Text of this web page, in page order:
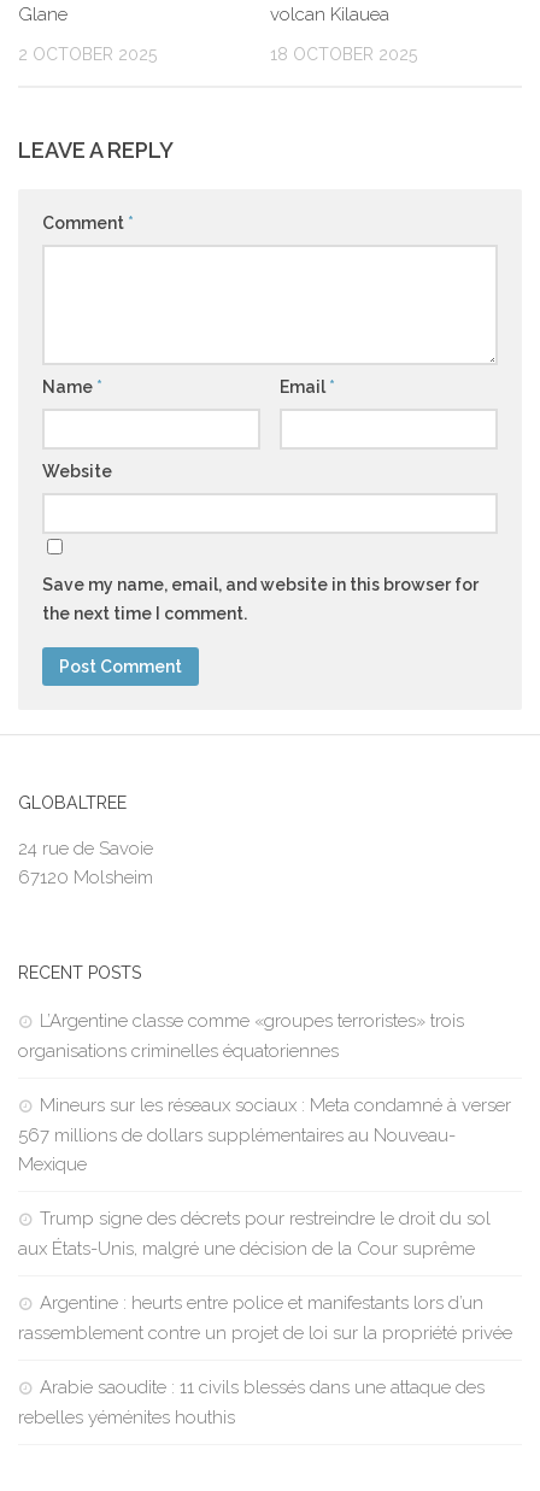
Glane
2 OCTOBER 2025
volcan Kilauea
18 OCTOBER 2025
LEAVE A REPLY
Comment *
Name * Email *
Website
Save my name, email, and website in this browser for
the next time I comment.
GLOBALTREE
24 rue de Savoie
67120 Molsheim
RECENT POSTS
L’Argentine classe comme «groupes terroristes» trois
organisations criminelles équatoriennes
Mineurs sur les réseaux sociaux : Meta condamné à verser
567 millions de dollars supplémentaires au Nouveau-
Mexique
Trump signe des décrets pour restreindre le droit du sol
aux États-Unis, malgré une décision de la Cour suprême
Argentine : heurts entre police et manifestants lors d’un
rassemblement contre un projet de loi sur la propriété privée
Arabie saoudite : 11 civils blessés dans une attaque des
rebelles yéménites houthis